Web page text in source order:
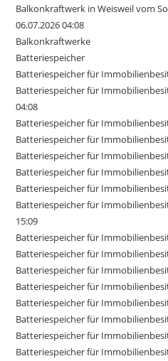
Balkonkraftwerk in Weisweil vom
06.07.2026 04:08
Balkonkraftwerke
Batteriespeicher
Batteriespeicher für
Batteriespeicher für
04:08
Batteriespeicher für
Batteriespeicher für
Batteriespeicher für
Batteriespeicher für
Batteriespeicher für
Batteriespeicher für
15:09
Batteriespeicher für
Batteriespeicher für
Batteriespeicher für
Batteriespeicher für
Batteriespeicher für
Batteriespeicher für
Batteriespeicher für
Batteriespeicher für